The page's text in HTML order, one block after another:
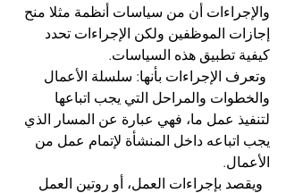
والإجراءات أن من سياسات أنظمة مثلا منح
إجازات الموظفين ولكن الإجراءات تحدد
كيفية تطبيق هذه السياسات.
وتعرف الإجراءات بأنها: سلسلة الأعمال
والخطوات والمراحل التي يجب اتباعها
لتنفيذ عمل ما، فهي عبارة عن المسار الذي
يجب اتباعه داخل المنشأة لإتمام عمل من
الأعمال.
  ويقصد بإجراءات العمل، أو روتين العمل